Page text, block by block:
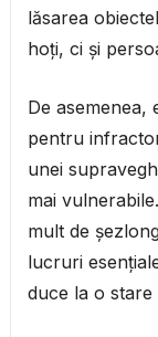
lăsarea
hoți, ci și
De asemenea,
pentru
unei
mai
mult de
lucruri
duce la o stare